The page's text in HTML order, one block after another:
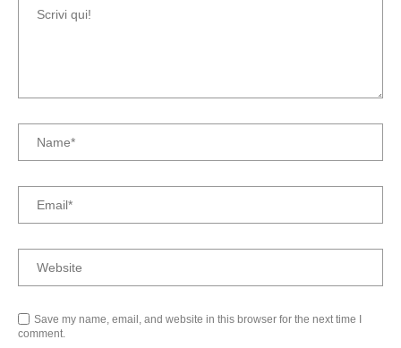
Save my name, email, and website in this browser for the next time I
comment.